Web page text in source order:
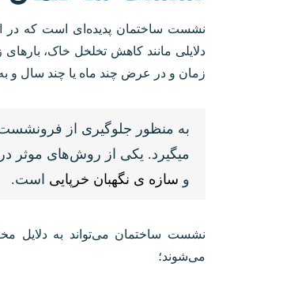
نشست ساختمان پدیده‌ای است که در
دلایلی مانند کاهش تخلخل خاک،
زمان و در عرض چند ماه یا چند سال و
به منظور جلوگیری از
میگیرد. یکی از روش‌های موثر
و سازه ی نگهبان خرپایی است.
نشست ساختمان می‌تواند به دلایل
می‌شوند؛